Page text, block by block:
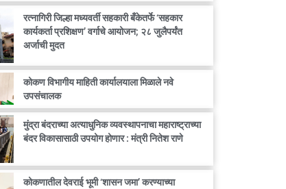
रत्नागिरी जिल्हा मध्यवर्ती सहकारी बँकेतर्फे ‘सहकार
कार्यकर्ता प्रशिक्षण’ वर्गाचे आयोजन; २८ जुलैपर्यंत
अर्जाची मुदत
कोकण विभागीय माहिती कार्यालयाला मिळाले नवे
उपसंचालक
मुंद्रा बंदराच्या अत्याधुनिक व्यवस्थापनाचा महाराष्ट्राच्या
बंदर विकासासाठी उपयोग होणार : मंत्री नितेश राणे
कोकणातील देवराई भूमी ‘शासन जमा’ करण्याच्या